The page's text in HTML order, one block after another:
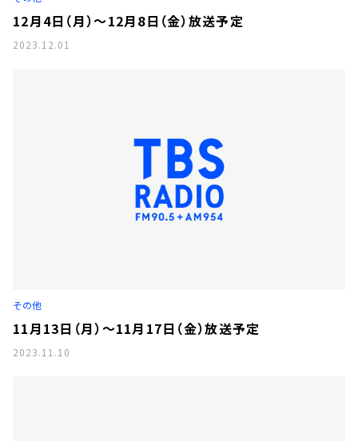
12月4日（月）～12月8日（金）放送予定
2023.12.01
その他
11月13日（月）～11月17日（金）放送予定
2023.11.10